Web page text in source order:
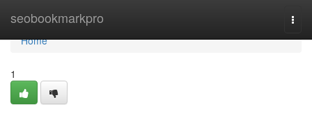
seobookmarkpro
Home
Home
1